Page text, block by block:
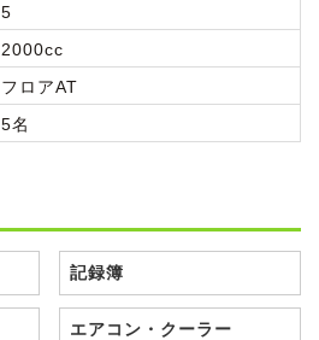
5
2000cc
フロアAT
5名
記録簿
エアコン・クーラー